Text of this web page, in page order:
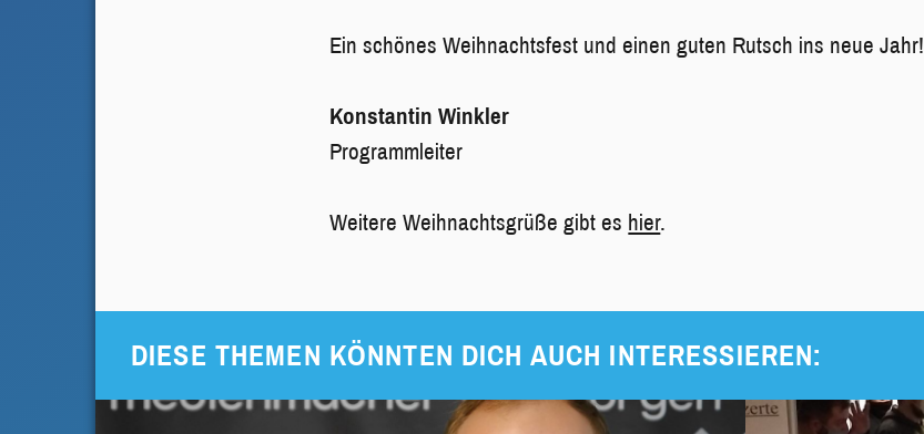
Ein schönes Weihnachtsfest und einen guten Rutsch ins neue Jahr!
Konstantin Winkler
Programmleiter
Weitere Weihnachtsgrüße gibt es hier.
DIESE THEMEN KÖNNTEN DICH AUCH INTERESSIEREN: